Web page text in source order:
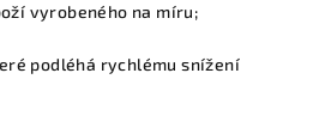
vyrobeného na míru;
podléhá rychlému snížení